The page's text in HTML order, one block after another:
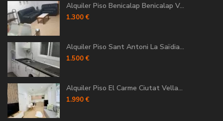
Alquiler Piso Benicalap Benicalap V...
1.300 €
Alquiler Piso Sant Antoni La Saïdia...
1.500 €
Alquiler Piso El Carme Ciutat Vella...
1.990 €